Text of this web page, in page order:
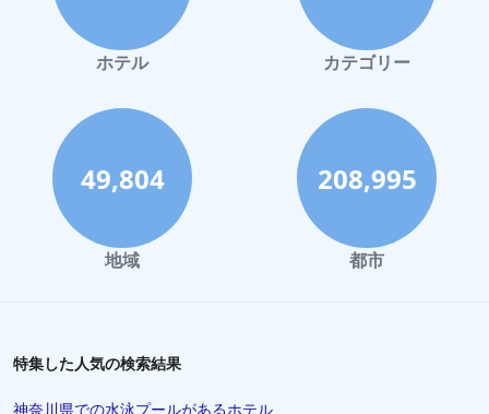
ホテル カテゴリー
49,804
地域
208,995
都市
特集した人気の検索結果
神奈川県での水泳プールがあるホテル